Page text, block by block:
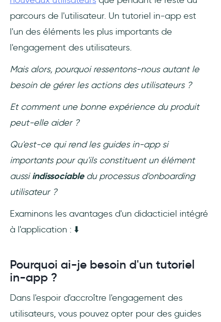
parcours de l'utilisateur. Un tutoriel in-app est
l'un des éléments les plus importants de
l'engagement des utilisateurs.
Mais alors, pourquoi ressentons-nous autant le
besoin de gérer les actions des utilisateurs ?
Et comment une bonne expérience du produit
peut-elle aider ?
Qu'est-ce qui rend les guides in-app si
importants pour qu'ils constituent un élément
aussiindissociabledu processus d'onboarding
utilisateur ?
Examinons les avantages d'un didacticiel intégré
à l'application : ⬇️
Pourquoi ai-je besoin d'un tutoriel
in-app ?
Dans l'espoir d'accroître l'engagement des
utilisateurs, vous pouvez opter pour des guides